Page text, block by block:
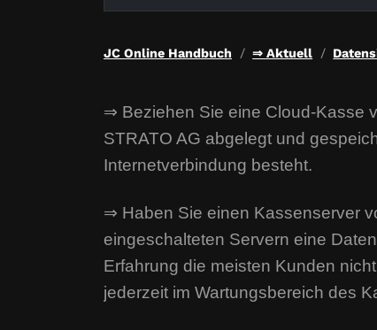
JC Online Handbuch ⇒ Aktuell
⇒ Beziehen Sie eine Cloud-Kasse
STRATO AG abgelegt und
Internetverbindung besteht.
⇒ Haben Sie einen Kassenserver
eingeschalteten Servern eine
Erfahrung die meisten Kunden
jederzeit im Wartungsbereich des